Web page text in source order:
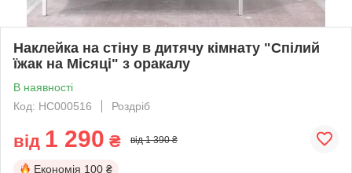
Наклейка на стіну в дитячу кімнату "Спілий
їжак на Місяці" з оракалу
В наявності
Код: НС000516
Роздріб
від 1 290 ₴ від 1 390 ₴
Економія 100 ₴